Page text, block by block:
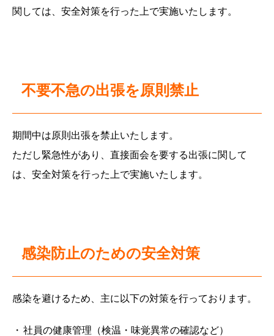
関しては、安全対策を行った上で実施いたします。
不要不急の出張を原則禁止
期間中は原則出張を禁止いたします。
ただし緊急性があり、直接面会を要する出張に関して
は、安全対策を行った上で実施いたします。
感染防止のための安全対策
感染を避けるため、主に以下の対策を行っております。
社員の健康管理（検温・味覚異常の確認など）